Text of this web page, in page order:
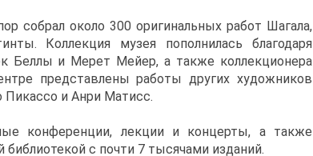
собрал около 300 оригинальных работ Шагала,
Коллекция музея пополнилась благодаря
Беллы и Мерет Мейер, а также коллекционера
представлены работы других художников
Пикассо и Анри Матисс.
конференции, лекции и концерты, а также
библиотекой с почти 7 тысячами изданий.